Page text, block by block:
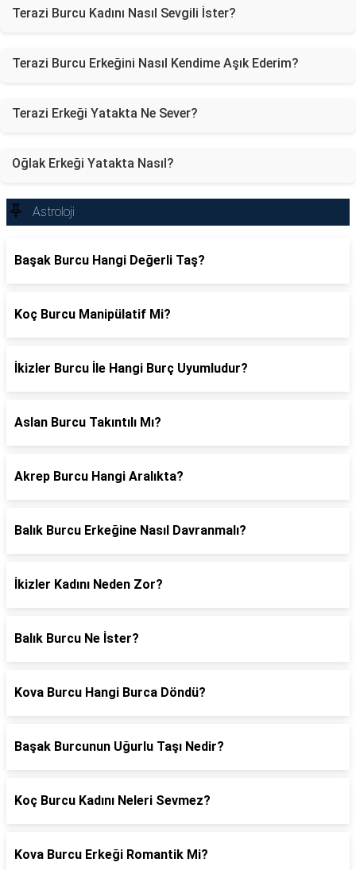
Terazi Burcu Kadını Nasıl Sevgili İster?
Terazi Burcu Erkeğini Nasıl Kendime Aşık Ederim?
Terazi Erkeği Yatakta Ne Sever?
Oğlak Erkeği Yatakta Nasıl?
Astroloji
Başak Burcu Hangi Değerli Taş?
Koç Burcu Manipülatif Mi?
İkizler Burcu İle Hangi Burç Uyumludur?
Aslan Burcu Takıntılı Mı?
Akrep Burcu Hangi Aralıkta?
Balık Burcu Erkeğine Nasıl Davranmalı?
İkizler Kadını Neden Zor?
Balık Burcu Ne İster?
Kova Burcu Hangi Burca Döndü?
Başak Burcunun Uğurlu Taşı Nedir?
Koç Burcu Kadını Neleri Sevmez?
Kova Burcu Erkeği Romantik Mi?